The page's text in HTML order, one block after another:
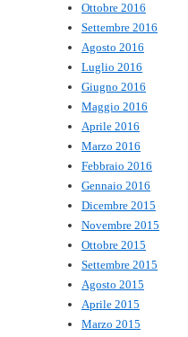
Ottobre 2016
Settembre 2016
Agosto 2016
Luglio 2016
Giugno 2016
Maggio 2016
Aprile 2016
Marzo 2016
Febbraio 2016
Gennaio 2016
Dicembre 2015
Novembre 2015
Ottobre 2015
Settembre 2015
Agosto 2015
Aprile 2015
Marzo 2015